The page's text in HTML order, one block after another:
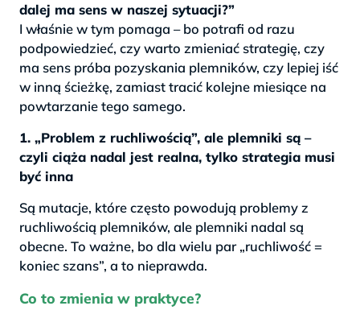
dalej ma sens w naszej sytuacji?”
I właśnie w tym pomaga – bo potrafi od razu
podpowiedzieć, czy warto zmieniać strategię, czy
ma sens próba pozyskania plemników, czy lepiej iść
w inną ścieżkę, zamiast tracić kolejne miesiące na
powtarzanie tego samego.
1. „Problem z ruchliwością”, ale plemniki są –
czyli ciąża nadal jest realna, tylko strategia musi
być inna
Są mutacje, które często powodują problemy z
ruchliwością plemników, ale plemniki nadal są
obecne. To ważne, bo dla wielu par „ruchliwość =
koniec szans”, a to nieprawda.
Co to zmienia w praktyce?